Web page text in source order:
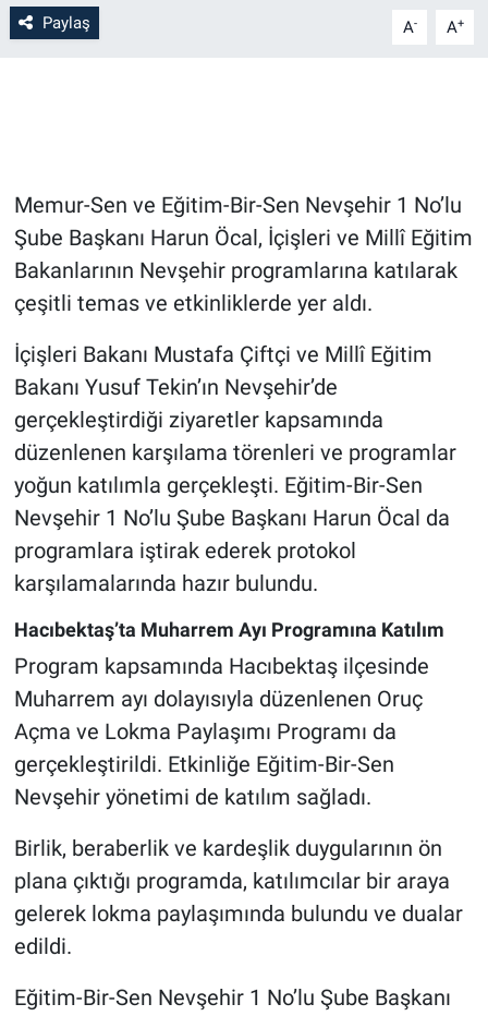
Paylaş A- A+
Memur-Sen ve Eğitim-Bir-Sen Nevşehir 1 No’lu
Şube Başkanı Harun Öcal, İçişleri ve Millî Eğitim
Bakanlarının Nevşehir programlarına katılarak
çeşitli temas ve etkinliklerde yer aldı.
İçişleri Bakanı Mustafa Çiftçi ve Millî Eğitim
Bakanı Yusuf Tekin’ın Nevşehir’de
gerçekleştirdiği ziyaretler kapsamında
düzenlenen karşılama törenleri ve programlar
yoğun katılımla gerçekleşti. Eğitim-Bir-Sen
Nevşehir 1 No’lu Şube Başkanı Harun Öcal da
programlara iştirak ederek protokol
karşılamalarında hazır bulundu.
Hacıbektaş’ta Muharrem Ayı Programına Katılım
Program kapsamında Hacıbektaş ilçesinde
Muharrem ayı dolayısıyla düzenlenen Oruç
Açma ve Lokma Paylaşımı Programı da
gerçekleştirildi. Etkinliğe Eğitim-Bir-Sen
Nevşehir yönetimi de katılım sağladı.
Birlik, beraberlik ve kardeşlik duygularının ön
plana çıktığı programda, katılımcılar bir araya
gelerek lokma paylaşımında bulundu ve dualar
edildi.
Eğitim-Bir-Sen Nevşehir 1 No’lu Şube Başkanı
Bilim-Tek
Kayseri
Niğde
Aksaray
Yerel
Genel
Asayiş
Kültür - Sanat
Magazin
Çevre
Haberde İnsan